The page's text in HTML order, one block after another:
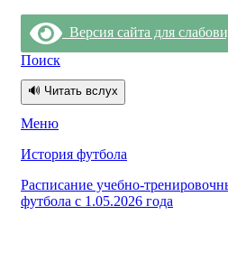
Версия сайта для
Поиск
🔊 Читать вслух
Меню
История футбола
Расписание учебно-
футбола с 1.05.2026 года